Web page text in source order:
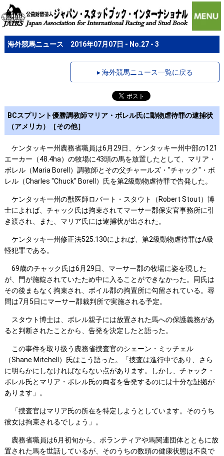
海外競馬ニュース 2016年07月07日 - No.27 - 3
▸ 海外競馬ニュース一覧に戻る
BCスプリント優勝調教師マリア・ボレル氏に動物虐待罪の逮捕状
（アメリカ）［その他］
ケンタッキー州農務省職員は6月29日、ケンタッキー州中部の121
エーカー（48.4ha）の牧場に43頭の馬を放置したとして、マリア・
ボレル（Maria Borell）調教師とその父チャールズ・"チャック"・ボ
レル（Charles "Chuck" Borell）氏を第2級動物虐待罪で告発した。
ケンタッキー州の獣医師ロバート・スタウト（Robert Stout）博
士によれば、チャック氏は拘束されてマーサー郡保安官事務所に引
き渡され、また、マリア氏には逮捕状が出された。
ケンタッキー州修正法525.130によれば、第2級動物虐待罪はA級
軽犯罪である。
69歳のチャック氏は6月29日、マーサー郡の牧場に姿を現した
が、門が施錠されていたため中に入ることができなかった。同氏は
その後まもなく拘束され、ボイル郡の拘置所に勾留されている。尋
問は7月5日にマーサー郡裁判所で実施される予定。
スタウト博士は、ボレル親子には放置された馬への保護義務があ
ると判断されたことから、告発を決定したと語った。
この事件を取り扱う農務省捜査官のシェーン・ミッチェル
（Shane Mitchell）氏はこう語った。「捜査は進行中であり、さら
に明らかにしなければならない点があります。しかし、チャック・
ボレル氏とマリア・ボレル氏の両者を告発するのには十分な証拠が
あります」。
「捜査官はマリア氏の所在を特定しようとしています。そのうち
彼女は拘束されるでしょう」。
農務省職員は6月初旬から、ボランティアや馬関連団体とともに放
置された馬を世話しているが、そのうちの数頭の健康状態は不良で